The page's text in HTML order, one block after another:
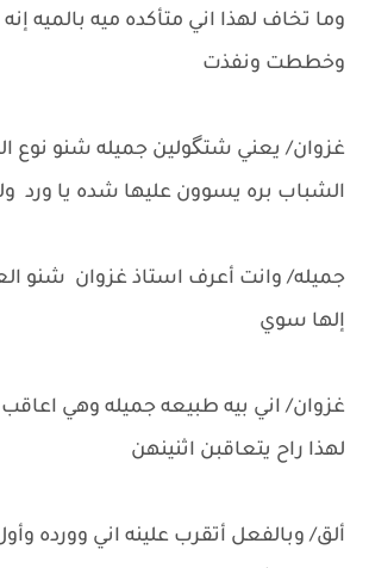
وما تخاف لهذا اني متأكده ميه بالميه
وخططت ونفذت
غزوان/ يعني شتگولين جميله شنو نوع
الشباب بره يسوون عليها شده يا ورد
جميله/ وانت أعرف استاذ غزوان شنو
إلها سوي
غزوان/ اني بيه طبيعه جميله وهي اعاقب
لهذا راح يتعاقبن اثنينهن
ألق/ وبالفعل أتقرب علينه اني وورده